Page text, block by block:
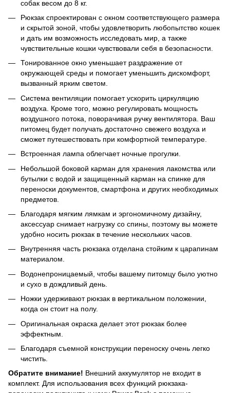
собак весом до 8 кг.
Рюкзак спроектирован с окном соответствующего размера
и скрытой зоной, чтобы удовлетворить любопытство кошек
и дать им возможность исследовать мир, а также
чувствительные кошки чувствовали себя в безопасности.
Тонированное окно уменьшает раздражение от
окружающей среды и помогает уменьшить дискомфорт,
вызванный ярким светом.
Система вентиляции помогает ускорить циркуляцию
воздуха. Кроме того, можно регулировать мощность
воздушного потока, поворачивая ручку вентилятора. Ваш
питомец будет получать достаточно свежего воздуха и
сможет путешествовать при комфортной температуре.
Встроенная лампа облегчает ночные прогулки.
Небольшой боковой карман для хранения лакомства или
бутылки с водой и защищенный карман на спинке для
переноски документов, смартфона и других необходимых
предметов.
Благодаря мягким лямкам и эргономичному дизайну,
аксессуар снимает нагрузку со спины, поэтому вы можете
удобно носить рюкзак в течение нескольких часов.
Внутренняя часть рюкзака отделана стойким к царапинам
материалом.
Водонепроницаемый, чтобы вашему питомцу было уютно
и сухо в дождливый день.
Ножки удерживают рюкзак в вертикальном положении,
когда он стоит на полу.
Оригинальная окраска делает этот рюкзак более
эффектным.
Благодаря съемной конструкции переноску очень легко
чистить.
Обратите внимание! Внешний аккумулятор не входит в
комплект. Для использования всех функций рюкзака-